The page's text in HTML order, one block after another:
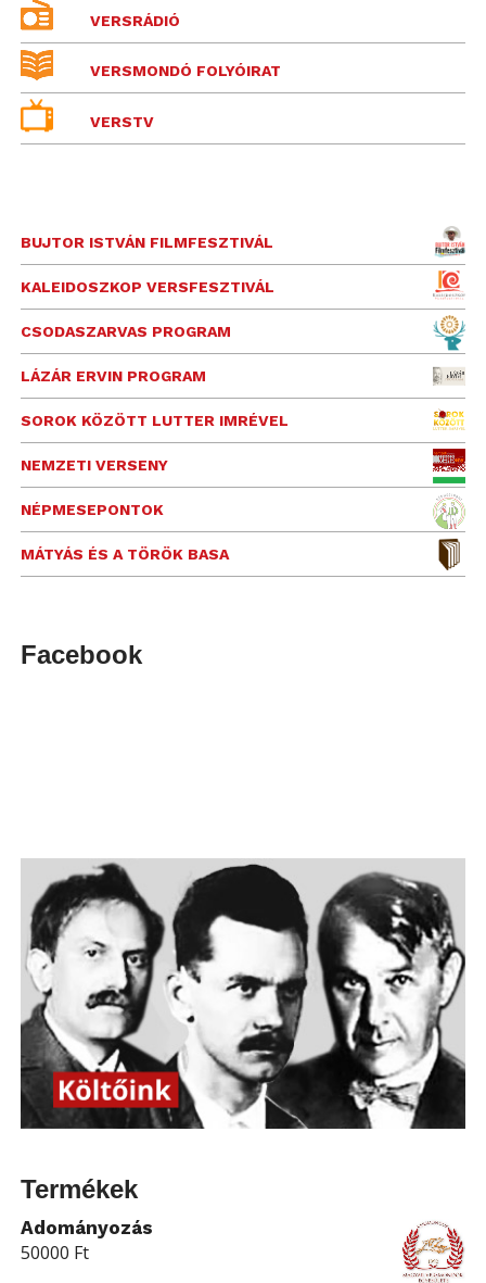
VERSRÁDIÓ
VERSMONDÓ FOLYÓIRAT
VERSTV
BUJTOR ISTVÁN FILMFESZTIVÁL
KALEIDOSZKOP VERSFESZTIVÁL
CSODASZARVAS PROGRAM
LÁZÁR ERVIN PROGRAM
SOROK KÖZÖTT LUTTER IMRÉVEL
NEMZETI VERSENY
NÉPMESEPONTOK
MÁTYÁS ÉS A TÖRÖK BASA
Facebook
Termékek
Adományozás
50000 Ft